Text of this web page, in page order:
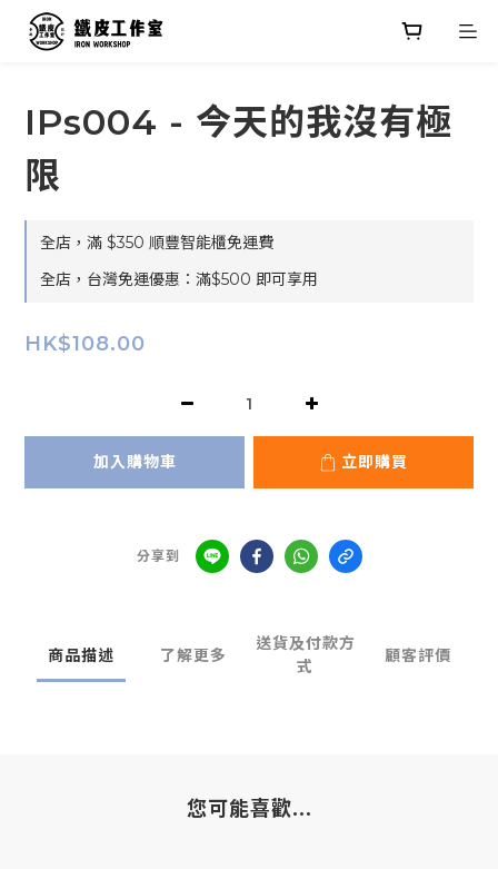
IPs004 - 今天的我沒有極
限
全店，滿 $350 順豐智能櫃免運費
全店，台灣免運優惠：滿$500 即可享用
HK$108.00
加入購物車 立即購買
分享到
商品描述 了解更多
送貨及付款方
式
顧客評價
您可能喜歡...